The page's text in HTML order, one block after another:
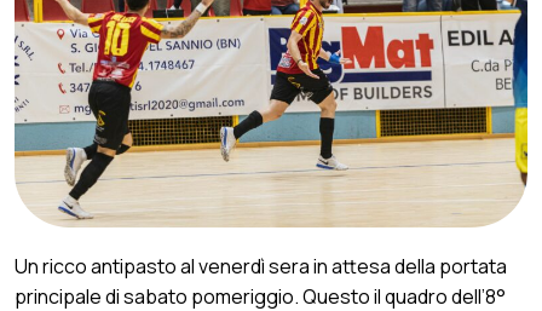
Un ricco antipasto al venerdì sera in attesa della portata
principale di sabato pomeriggio. Questo il quadro dell’8°